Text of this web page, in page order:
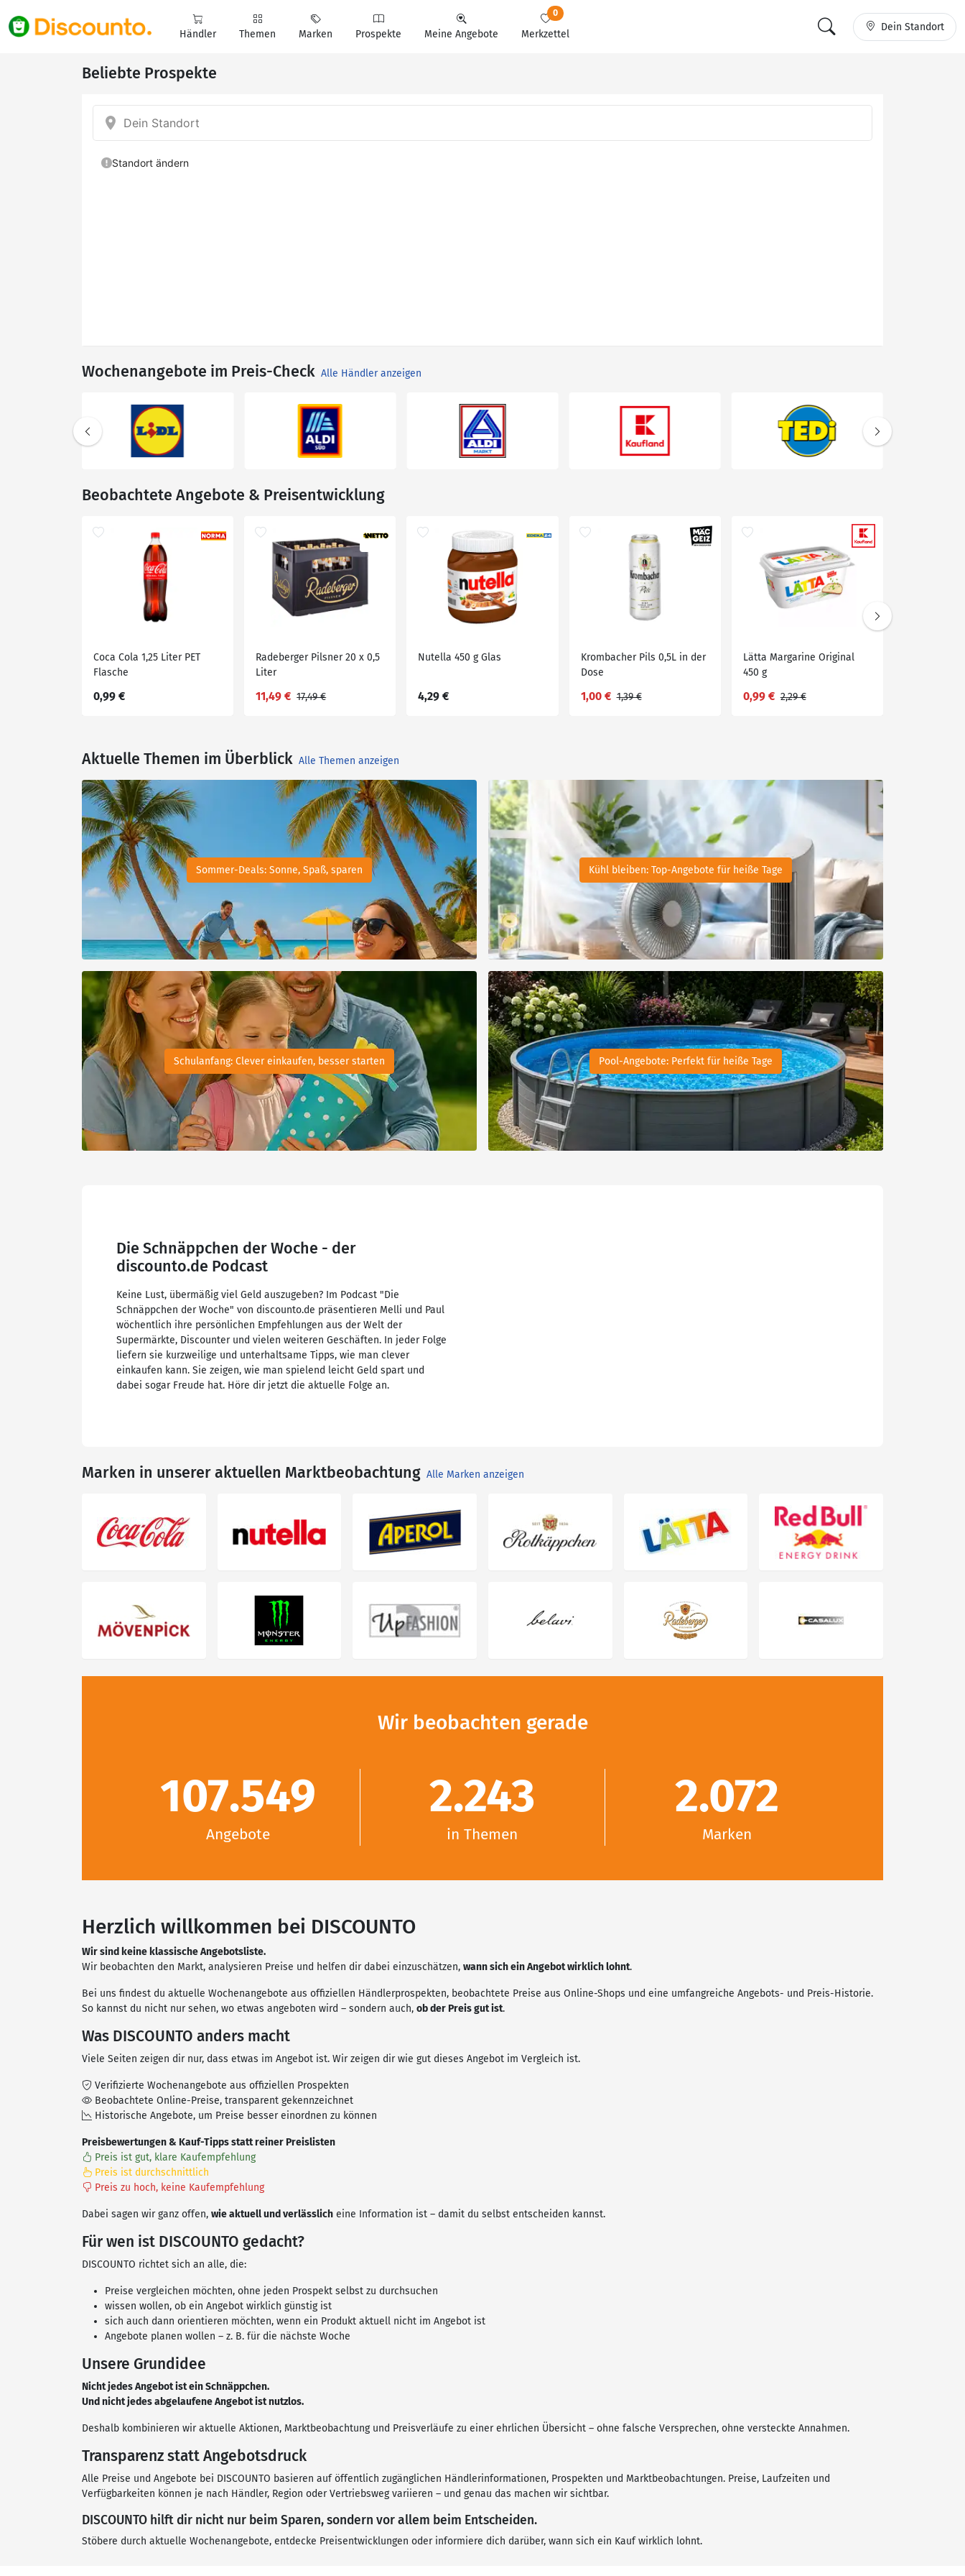
Händler Themen Marken Prospekte Meine Angebote Merkzettel
0
Dein Standort
Beliebte Prospekte
Wochenangebote im Preis-Check Alle Händler anzeigen
Beobachtete Angebote & Preisentwicklung
Coca Cola 1,25 Liter PET
Flasche
0,99 €
Radeberger Pilsner 20 x 0,5
Liter
11,49 € 17,49 €
Nutella 450 g Glas
4,29 €
Krombacher Pils 0,5L in der
Dose
1,00 € 1,39 €
Lätta Margarine Original
450 g
0,99 € 2,29 €
Aktuelle Themen im Überblick Alle Themen anzeigen
Sommer-Deals: Sonne, Spaß, sparen Kühl bleiben: Top-Angebote für heiße Tage
Schulanfang: Clever einkaufen, besser starten Pool-Angebote: Perfekt für heiße Tage
Die Schnäppchen der Woche - der
discounto.de Podcast
Keine Lust, übermäßig viel Geld auszugeben? Im Podcast "Die
Schnäppchen der Woche" von discounto.de präsentieren Melli und Paul
wöchentlich ihre persönlichen Empfehlungen aus der Welt der
Supermärkte, Discounter und vielen weiteren Geschäften. In jeder Folge
liefern sie kurzweilige und unterhaltsame Tipps, wie man clever
einkaufen kann. Sie zeigen, wie man spielend leicht Geld spart und
dabei sogar Freude hat. Höre dir jetzt die aktuelle Folge an.
Marken in unserer aktuellen Marktbeobachtung Alle Marken anzeigen
Wir beobachten gerade
107.549
Angebote
2.243
in Themen
2.072
Marken
Herzlich willkommen bei DISCOUNTO
Wir sind keine klassische Angebotsliste.
Wir beobachten den Markt, analysieren Preise und helfen dir dabei einzuschätzen, wann sich ein Angebot wirklich lohnt.
Bei uns findest du aktuelle Wochenangebote aus offiziellen Händlerprospekten, beobachtete Preise aus Online-Shops und eine umfangreiche Angebots- und Preis-Historie.
So kannst du nicht nur sehen, wo etwas angeboten wird – sondern auch, ob der Preis gut ist.
Was DISCOUNTO anders macht
Viele Seiten zeigen dir nur, dass etwas im Angebot ist. Wir zeigen dir wie gut dieses Angebot im Vergleich ist.
Verifizierte Wochenangebote aus offiziellen Prospekten
Beobachtete Online-Preise, transparent gekennzeichnet
Historische Angebote, um Preise besser einordnen zu können
Preisbewertungen & Kauf-Tipps statt reiner Preislisten
Preis ist gut, klare Kaufempfehlung
Preis ist durchschnittlich
Preis zu hoch, keine Kaufempfehlung
Dabei sagen wir ganz offen, wie aktuell und verlässlich eine Information ist – damit du selbst entscheiden kannst.
Für wen ist DISCOUNTO gedacht?
DISCOUNTO richtet sich an alle, die:
Preise vergleichen möchten, ohne jeden Prospekt selbst zu durchsuchen
wissen wollen, ob ein Angebot wirklich günstig ist
sich auch dann orientieren möchten, wenn ein Produkt aktuell nicht im Angebot ist
Angebote planen wollen – z. B. für die nächste Woche
Unsere Grundidee
Nicht jedes Angebot ist ein Schnäppchen.
Und nicht jedes abgelaufene Angebot ist nutzlos.
Deshalb kombinieren wir aktuelle Aktionen, Marktbeobachtung und Preisverläufe zu einer ehrlichen Übersicht – ohne falsche Versprechen, ohne versteckte Annahmen.
Transparenz statt Angebotsdruck
Alle Preise und Angebote bei DISCOUNTO basieren auf öffentlich zugänglichen Händlerinformationen, Prospekten und Marktbeobachtungen. Preise, Laufzeiten und
Verfügbarkeiten können je nach Händler, Region oder Vertriebsweg variieren – und genau das machen wir sichtbar.
DISCOUNTO hilft dir nicht nur beim Sparen, sondern vor allem beim Entscheiden.
Stöbere durch aktuelle Wochenangebote, entdecke Preisentwicklungen oder informiere dich darüber, wann sich ein Kauf wirklich lohnt.